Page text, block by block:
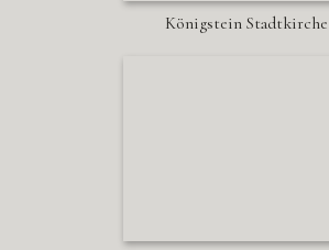
Königstein Stadtkirche